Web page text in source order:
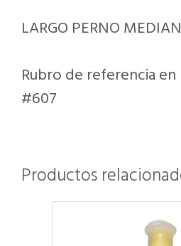
LARGO PERNO
Rubro de referencia
#607
Productos